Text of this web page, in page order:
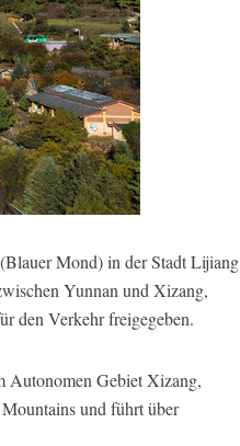
Mond) in der Stadt Lijiang
Yunnan und Xizang,
den Verkehr freigegeben.
Autonomen Gebiet Xizang,
und führt über